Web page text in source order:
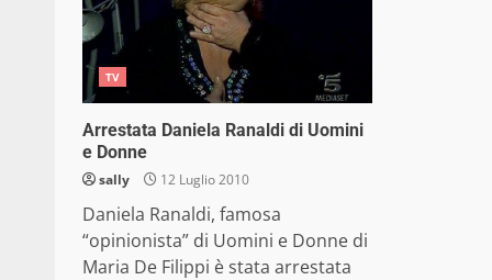
TV
Arrestata Daniela Ranaldi di Uomini
e Donne
sally 12 Luglio 2010
Daniela Ranaldi, famosa
“opinionista” di Uomini e Donne di
Maria De Filippi è stata arrestata